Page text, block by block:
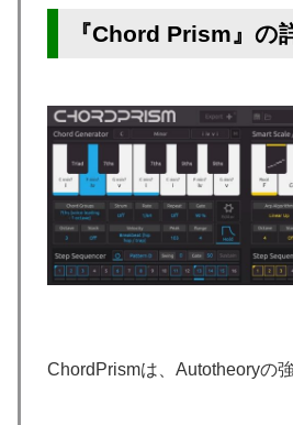
『Chord Prism』の
ChordPrismは、Autotheoryの